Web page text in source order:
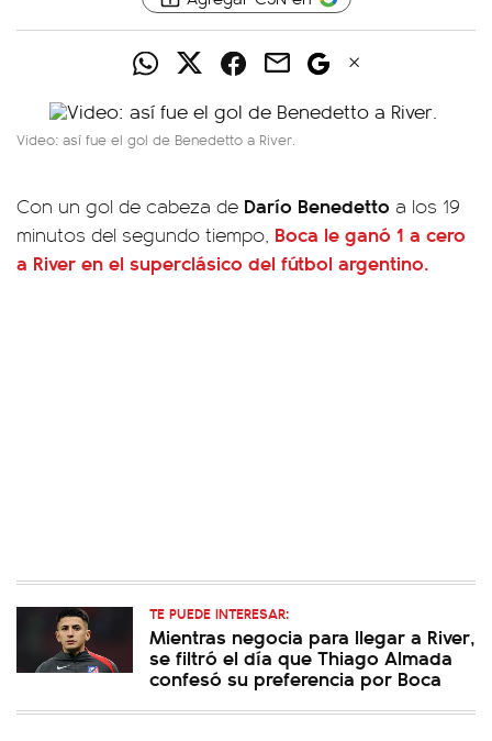
Video: así fue el gol de Benedetto a River.
Con un gol de cabeza de Darío Benedetto a los 19
minutos del segundo tiempo, Boca le ganó 1 a cero
a River en el superclásico del fútbol argentino.
TE PUEDE INTERESAR:
Mientras negocia para llegar a River,
se filtró el día que Thiago Almada
confesó su preferencia por Boca